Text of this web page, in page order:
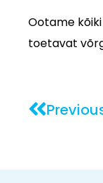
Ootame
toetavat